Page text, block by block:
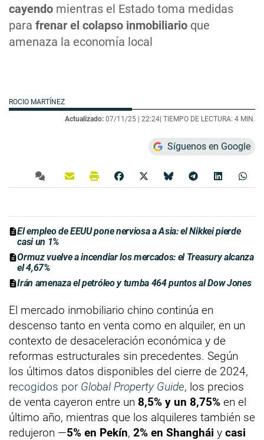
cayendo mientras el Estado toma medidas
para frenar el colapso inmobiliario que
amenaza la economía local
ROCIO MARTÍNEZ
Actualizado: 07/11/25 | 22:24| TIEMPO DE LECTURA: 4 MIN.
Síguenos en Google
El empleo de EEUU pone nerviosa a Asia: el Nikkei pierde
casi un 1%
Ormuz vuelve a incendiar los mercados: el Treasury alcanza
el 4,67%
Irán amenaza el petróleo y tumba 464 puntos al Dow Jones
El mercado inmobiliario chino continúa en
descenso tanto en venta como en alquiler, en un
contexto de desaceleración económica y de
reformas estructurales sin precedentes. Según
los últimos datos disponibles del cierre de 2024,
recogidos por Global Property Guide, los precios
de venta cayeron entre un 8,5% y un 8,75% en el
último año, mientras que los alquileres también se
redujeron —5% en Pekín, 2% en Shanghái y casi